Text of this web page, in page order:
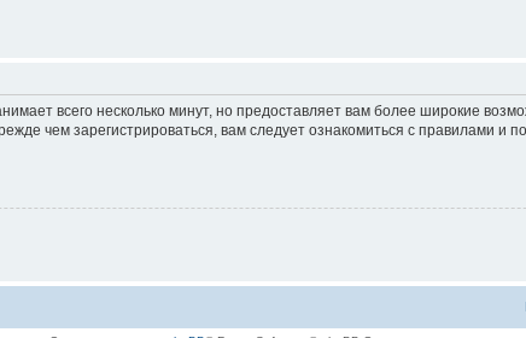
всего несколько минут, но предоставляет вам более широкие
чем зарегистрироваться, вам следует ознакомиться с правилами